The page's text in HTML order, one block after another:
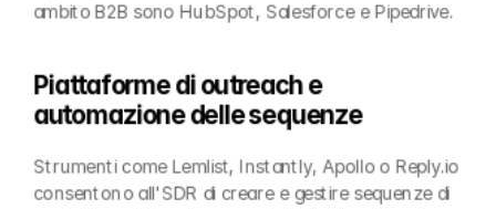
ambito B2B sono HubSpot, Salesforce e Pipedrive.
Piattaforme di outreach e
automazione delle sequenze
Strumenti come Lemlist, Instantly, Apollo o Reply.io
consentono all'SDR di creare e gestire sequenze di